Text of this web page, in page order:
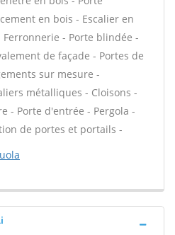
en bois - Escalier en
- Porte blindée -
de façade - Portes de
sur mesure -
métalliques - Cloisons -
- Porte d'entrée - Pergola -
de portes et portails -